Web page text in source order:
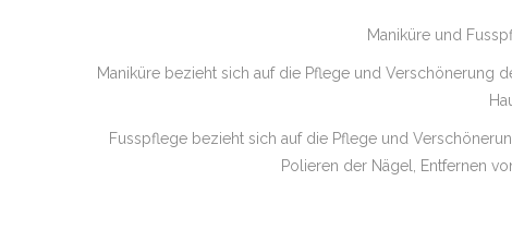
Maniküre und
Maniküre bezieht sich auf die Pflege und Verschönerung
Fusspflege bezieht sich auf die Pflege und
Polieren der Nägel, Entfernen